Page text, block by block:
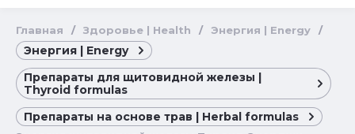
Главная / Здоровье | Health / Энергия | Energy /
Энергия | Energy
Препараты для щитовидной железы |
Thyroid formulas
Препараты на основе трав | Herbal formulas